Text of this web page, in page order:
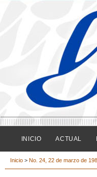
INICIO ACTUAL
Inicio > No. 24, 22 de marzo de